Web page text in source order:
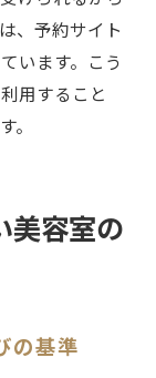
、予約サイト
います。こう
用すること
。
美容室の
の基準